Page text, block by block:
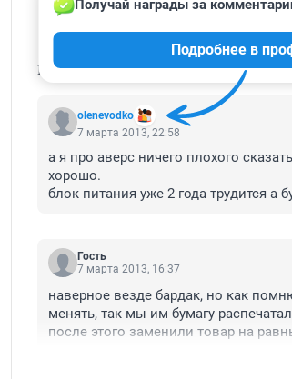
КОММЕНТАРИИ 13
olenevodko
Получай награды за
Подробнее в
7 марта 2013, 22:58
а я про аверс ничего плохого
хорошо.
блок питания уже 2 года трудится а
Гость
7 марта 2013, 16:37
наверное везде бардак, но как
менять, так мы им бумагу
после этого заменили товар на